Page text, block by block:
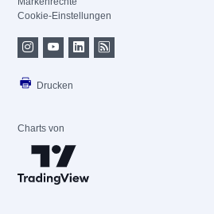
Cookie-Einstellungen
Drucken
Charts von